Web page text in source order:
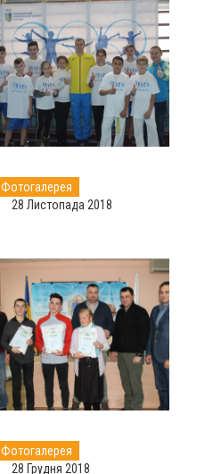
Фотогалерея
28 Листопада 2018
Фотогалерея
28 Грудня 2018